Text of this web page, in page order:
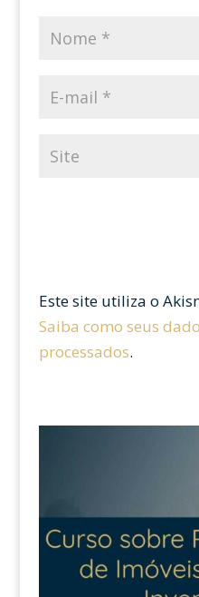
Este site utiliza o
Saiba como seus
processados.